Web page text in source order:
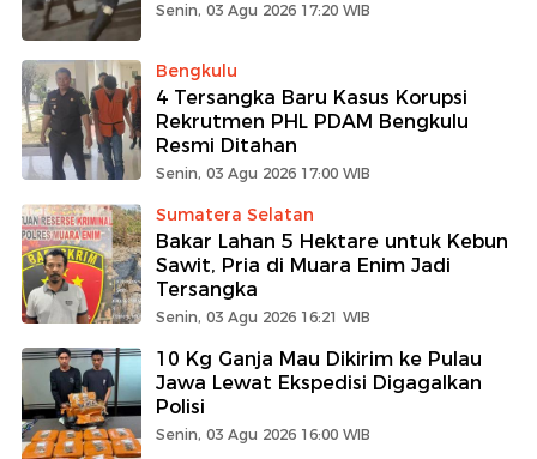
Senin, 03 Agu 2026 17:20 WIB
Bengkulu
4 Tersangka Baru Kasus Korupsi
Rekrutmen PHL PDAM Bengkulu
Resmi Ditahan
Senin, 03 Agu 2026 17:00 WIB
Sumatera Selatan
Bakar Lahan 5 Hektare untuk Kebun
Sawit, Pria di Muara Enim Jadi
Tersangka
Senin, 03 Agu 2026 16:21 WIB
10 Kg Ganja Mau Dikirim ke Pulau
Jawa Lewat Ekspedisi Digagalkan
Polisi
Senin, 03 Agu 2026 16:00 WIB